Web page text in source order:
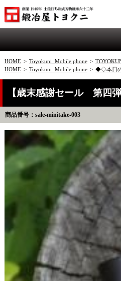
HOME > Toyokuni_Mobile phone >
HOME > Toyokuni_Mobile phone > ◆◇本日
【歳末感謝セール 第四
商品番号：sale-minitake-003